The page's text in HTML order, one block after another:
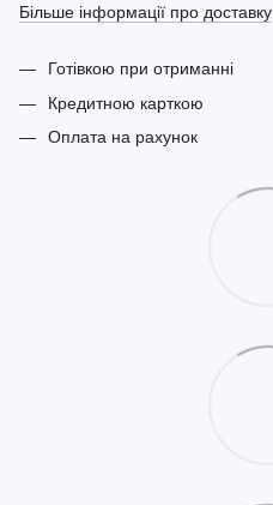
Більше інформації про доставку
Готівкою при отриманні
Кредитною карткою
Оплата на рахунок